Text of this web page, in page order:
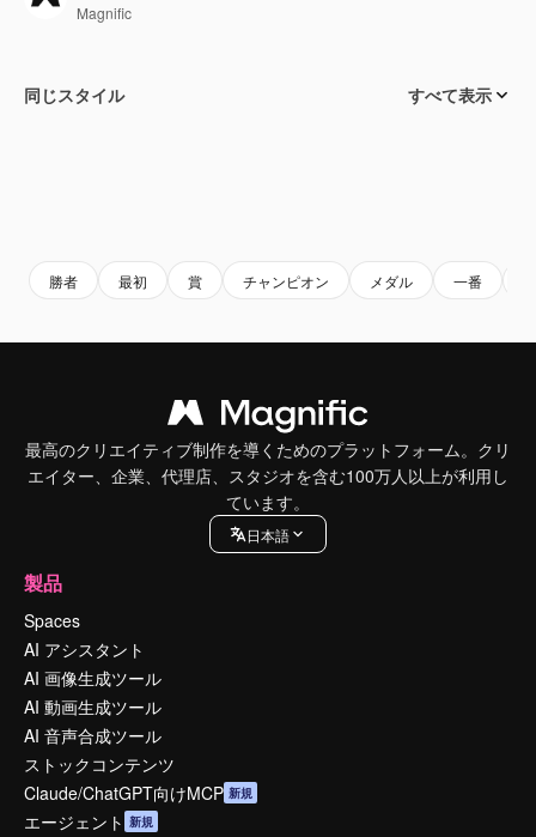
Magnific
同じスタイル すべて表示
勝者 最初 賞 チャンピオン メダル 一番
最高のクリエイティブ制作を導くためのプラットフォーム。クリ
エイター、企業、代理店、スタジオを含む100万人以上が利用し
ています。
日本語
製品
Spaces
AI アシスタント
AI 画像生成ツール
AI 動画生成ツール
AI 音声合成ツール
ストックコンテンツ
Claude/ChatGPT向けMCP 新規
エージェント 新規